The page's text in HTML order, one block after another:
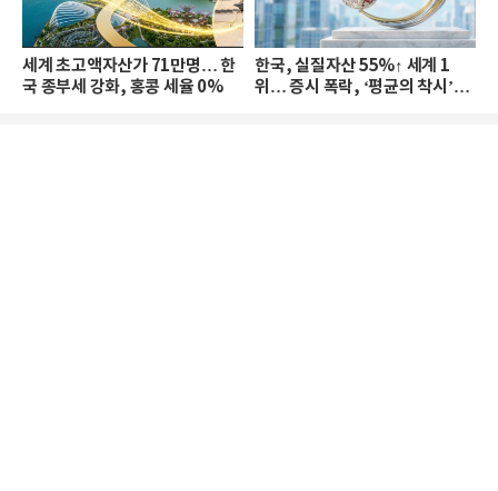
세계 초고액자산가 71만명… 한
국 종부세 강화, 홍콩 세율 0%
한국, 실질자산 55%↑ 세계 1
위… 증시 폭락, ‘평균의 착시’와